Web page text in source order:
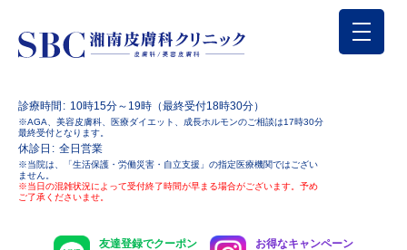
診療時間 10時15分～19時（最終受付18時30分）
※AGA、美容皮膚科、医療ダイエット、成長ホルモンのご相談は17時30分
最終受付となります。
休診日 全日営業
※当院は、「生活保護・労働災害・自立支援」の指定医療機関ではござい
ません。
※当日の混雑状況によって受付終了時間が早まる場合がございます。予め
ご了承くださいませ。
友達登録でクーポン
お得なキャンペーン